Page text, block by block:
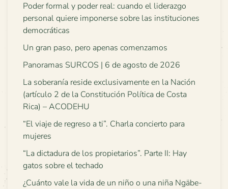
Poder formal y poder real: cuando el liderazgo
personal quiere imponerse sobre las instituciones
democráticas
Un gran paso, pero apenas comenzamos
Panoramas SURCOS | 6 de agosto de 2026
La soberanía reside exclusivamente en la Nación
(artículo 2 de la Constitución Política de Costa
Rica) – ACODEHU
“El viaje de regreso a ti”. Charla concierto para
mujeres
“La dictadura de los propietarios”. Parte II: Hay
gatos sobre el techado
¿Cuánto vale la vida de un niño o una niña Ngäbe-